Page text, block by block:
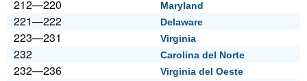
212—220 Maryland
221—222 Delaware
223—231 Virginia
232 Carolina del Norte
232—236 Virginia del Oeste